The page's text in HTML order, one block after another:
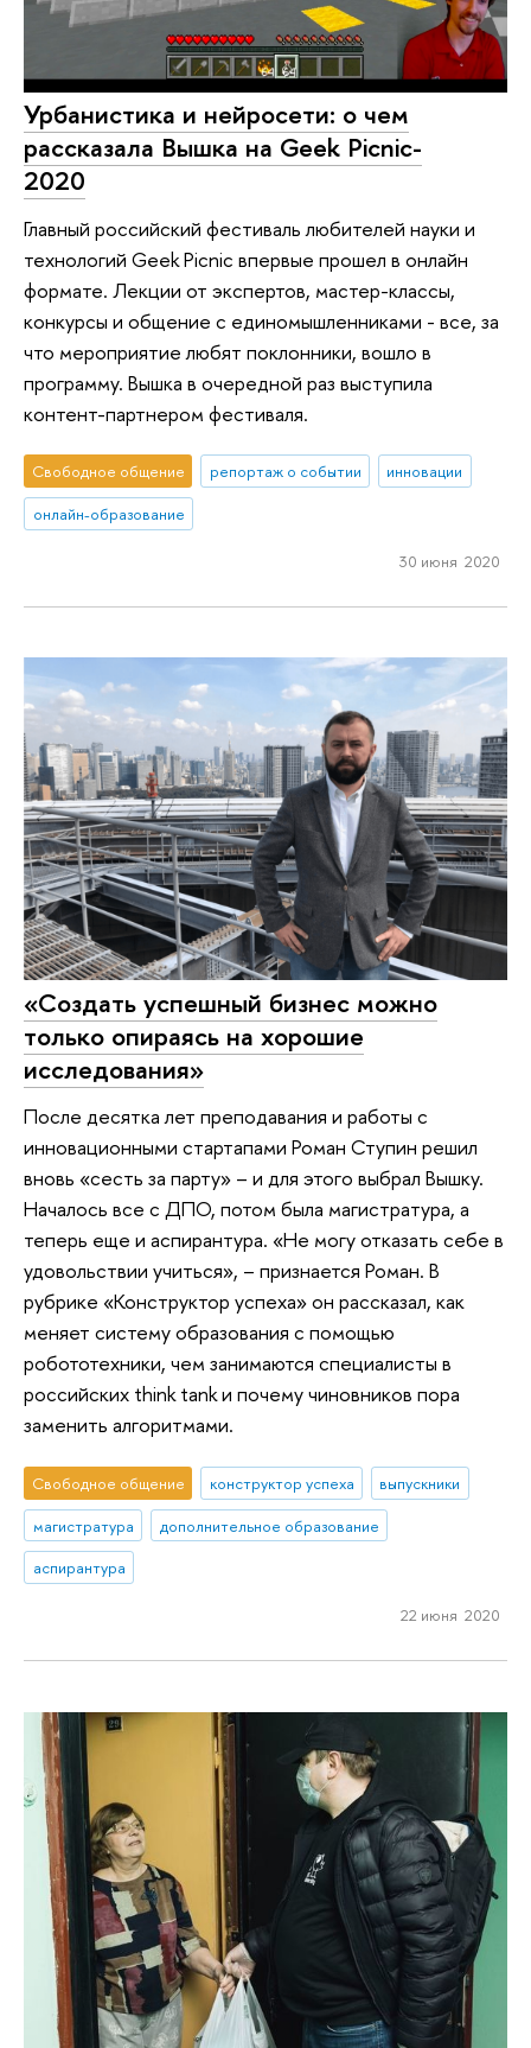
Урбанистика и нейросети: о чем
рассказала Вышка на Geek Picnic-
2020
Главный российский фестиваль любителей науки и
технологий Geek Picnic впервые прошел в онлайн
формате. Лекции от экспертов, мастер-классы,
конкурсы и общение с единомышленниками - все, за
что мероприятие любят поклонники, вошло в
программу. Вышка в очередной раз выступила
контент-партнером фестиваля.
Свободное общение репортаж о событии
инновации
онлайн-образование
30 июня 2020
«Создать успешный бизнес можно
только опираясь на хорошие
исследования»
После десятка лет преподавания и работы с
инновационными стартапами Роман Ступин решил
вновь «сесть за парту» – и для этого выбрал Вышку.
Началось все с ДПО, потом была магистратура, а
теперь еще и аспирантура. «Не могу отказать себе в
удовольствии учиться», – признается Роман. В
рубрике «Конструктор успеха» он рассказал, как
меняет систему образования с помощью
робототехники, чем занимаются специалисты в
российских think tank и почему чиновников пора
заменить алгоритмами.
Свободное общение конструктор успеха
выпускники
магистратура
дополнительное образование
аспирантура
22 июня 2020